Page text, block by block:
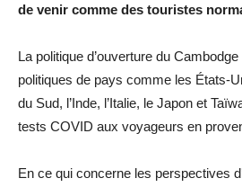
de venir comme des touristes
La politique d’ouverture du
politiques de pays comme les États-
du Sud, l’Inde, l’Italie, le Japon et
tests COVID aux voyageurs en
En ce qui concerne les perspectives